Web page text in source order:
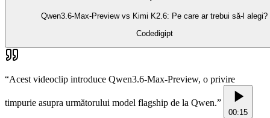
Qwen3.6-Max-Preview vs Kimi K2.6: Pe care ar trebui să-l alegi?
Codedigipt
“Acest videoclip introduce Qwen3.6-Max-Preview, o privire
timpurie asupra următorului model flagship de la Qwen.”
00:15